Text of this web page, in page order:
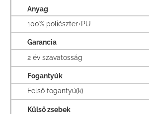
Anyag
100% poliészter+PU
Garancia
2 év szavatosság
Fogantyúk
Felső fogantyú(k)
Külső zsebek